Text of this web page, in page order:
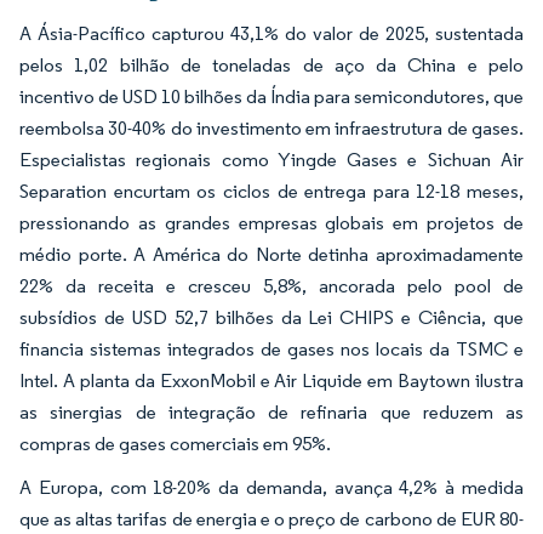
A Ásia-Pacífico capturou 43,1% do valor de 2025, sustentada
pelos 1,02 bilhão de toneladas de aço da China e pelo
incentivo de USD 10 bilhões da Índia para semicondutores, que
reembolsa 30-40% do investimento em infraestrutura de gases.
Especialistas regionais como Yingde Gases e Sichuan Air
Separation encurtam os ciclos de entrega para 12-18 meses,
pressionando as grandes empresas globais em projetos de
médio porte. A América do Norte detinha aproximadamente
22% da receita e cresceu 5,8%, ancorada pelo pool de
subsídios de USD 52,7 bilhões da Lei CHIPS e Ciência, que
financia sistemas integrados de gases nos locais da TSMC e
Intel. A planta da ExxonMobil e Air Liquide em Baytown ilustra
as sinergias de integração de refinaria que reduzem as
compras de gases comerciais em 95%.
A Europa, com 18-20% da demanda, avança 4,2% à medida
que as altas tarifas de energia e o preço de carbono de EUR 80-